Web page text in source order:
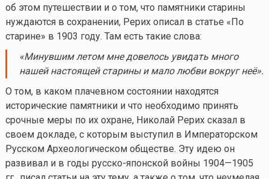
об этом путешествии и о том, что памятники старины
нуждаются в сохранении, Рерих описал в статье «По
старине» в 1903 году. Там есть такие слова:
«Минувшим летом мне довелось увидать много
нашей настоящей старины и мало любви вокруг неё».
О том, в каком плачевном состоянии находятся
исторические памятники и что необходимо принять
срочные меры по их охране, Николай Рерих сказал в
своем докладе, с которым выступил в Императорском
Русском Археологическом обществе. Эту идею он
развивал и в годы русско-японской войны 1904—1905